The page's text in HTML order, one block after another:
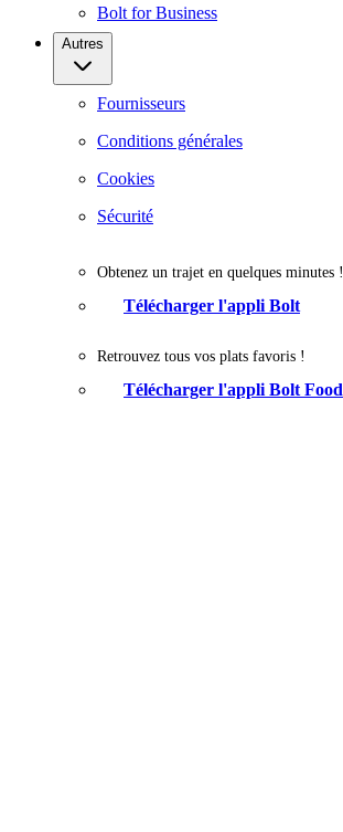
Bolt for Business
Autres
Fournisseurs
Conditions générales
Cookies
Sécurité
Obtenez un trajet en quelques minutes !
Télécharger l'appli Bolt
Retrouvez tous vos plats favoris !
Télécharger l'appli Bolt Food